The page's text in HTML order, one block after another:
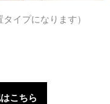
イプになります）
こちら